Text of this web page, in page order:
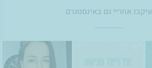
עיקבו אחריי גם באינסטגרם